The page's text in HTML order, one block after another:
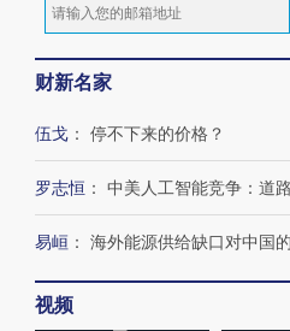
财新名家
伍戈 ： 停不下来的价格？
罗志恒 ： 中美人工智能竞争：道
易峘 ： 海外能源供给缺口对中国
视频